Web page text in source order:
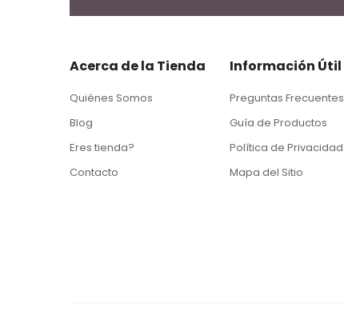
Acerca de la Tienda
Quiénes Somos
Blog
Eres tienda?
Contacto
Información Útil
Preguntas Frecuentes
Guía de Productos
Política de Privacidad
Mapa del Sitio